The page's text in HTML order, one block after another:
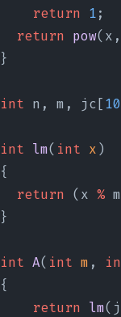
return 1;
return pow(x,
}
int n, m, jc[
int lm( int x)
{
return (x %
}
int A( int m ,
{
return lm